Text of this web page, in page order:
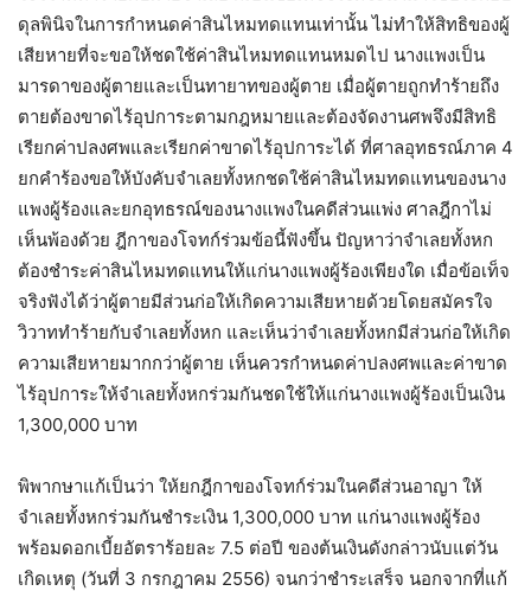
ดุลพินิจในการกำหนดค่าสินไหมทดแทนเท่านั้น ไม่ทำให้สิทธิของผู้
เสียหายที่จะขอให้ชดใช้ค่าสินไหมทดแทนหมดไป นางแพงเป็น
มารดาของผู้ตายและเป็นทายาทของผู้ตาย เมื่อผู้ตายถูกทำร้ายถึง
ตายต้องขาดไร้อุปการะตามกฎหมายและต้องจัดงานศพจึงมีสิทธิ
เรียกค่าปลงศพและเรียกค่าขาดไร้อุปการะได้ ที่ศาลอุทธรณ์ภาค 4
ยกคำร้องขอให้บังคับจำเลยทั้งหกชดใช้ค่าสินไหมทดแทนของนาง
แพงผู้ร้องและยกอุทธรณ์ของนางแพงในคดีส่วนแพ่ง ศาลฎีกาไม่
เห็นพ้องด้วย ฎีกาของโจทก์ร่วมข้อนี้ฟังขึ้น ปัญหาว่าจำเลยทั้งหก
ต้องชำระค่าสินไหมทดแทนให้แก่นางแพงผู้ร้องเพียงใด เมื่อข้อเท็จ
จริงฟังได้ว่าผู้ตายมีส่วนก่อให้เกิดความเสียหายด้วยโดยสมัครใจ
วิวาททำร้ายกับจำเลยทั้งหก และเห็นว่าจำเลยทั้งหกมีส่วนก่อให้เกิด
ความเสียหายมากกว่าผู้ตาย เห็นควรกำหนดค่าปลงศพและค่าขาด
ไร้อุปการะให้จำเลยทั้งหกร่วมกันชดใช้ให้แก่นางแพงผู้ร้องเป็นเงิน
1,300,000 บาท
พิพากษาแก้เป็นว่า ให้ยกฎีกาของโจทก์ร่วมในคดีส่วนอาญา ให้
จำเลยทั้งหกร่วมกันชำระเงิน 1,300,000 บาท แก่นางแพงผู้ร้อง
พร้อมดอกเบี้ยอัตราร้อยละ 7.5 ต่อปี ของต้นเงินดังกล่าวนับแต่วัน
เกิดเหตุ (วันที่ 3 กรกฎาคม 2556) จนกว่าชำระเสร็จ นอกจากที่แก้